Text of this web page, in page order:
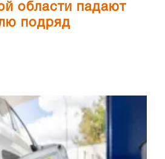
области падают
подряд